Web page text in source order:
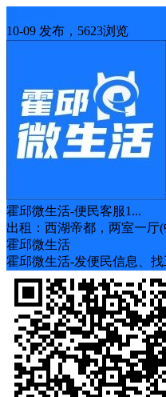
10-09 发布，5623浏览
霍邱微生活-便民客服1...
出租：西湖帝都，两室一
霍邱微生活
霍邱微生活-发便民信息、